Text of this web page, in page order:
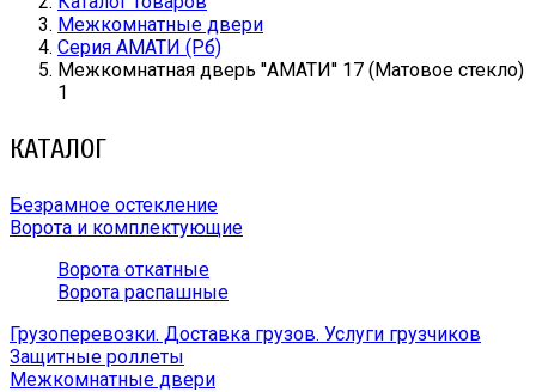
Межкомнатные двери
Серия АМАТИ (Рб)
Межкомнатная дверь ''АМАТИ'' 17 (Матовое стекло)
1
КАТАЛОГ
Безрамное остекление
Ворота и комплектующие
Ворота откатные
Ворота распашные
Грузоперевозки. Доставка грузов. Услуги грузчиков
Защитные роллеты
Межкомнатные двери